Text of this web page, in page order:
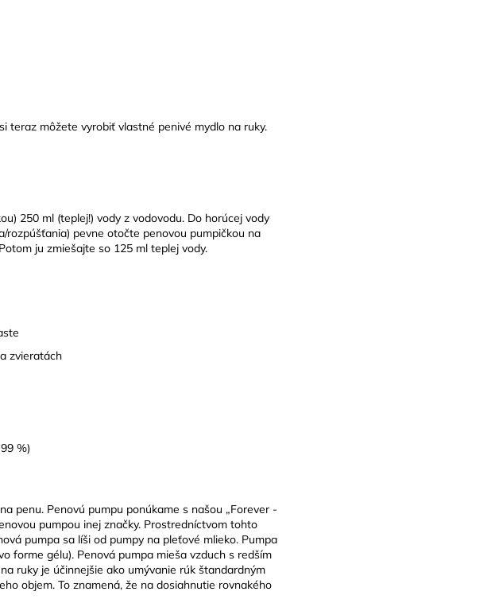
teraz môžete vyrobiť vlastné penivé mydlo na ruky.
250 ml (teplej!) vody z vodovodu. Do horúcej vody
pevne otočte penovou pumpičkou na
ju zmiešajte so 125 ml teplej vody.
zvieratách
%)
penu. Penovú pumpu ponúkame s našou „Forever -
pumpou inej značky. Prostredníctvom tohto
pumpa sa líši od pumpy na pleťové mlieko. Pumpa
forme gélu). Penová pumpa mieša vzduch s redším
ruky je účinnejšie ako umývanie rúk štandardným
objem. To znamená, že na dosiahnutie rovnakého